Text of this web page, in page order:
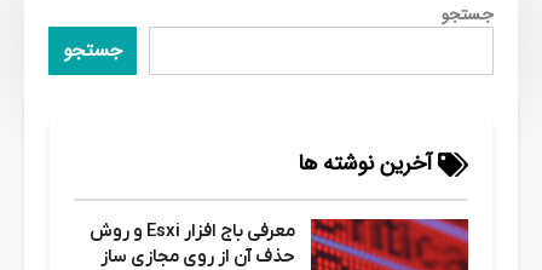
جستجو
جستجو
آخرین نوشته ها
معرفی باج افزار Esxi و روش
حذف آن از روی مجازی ساز